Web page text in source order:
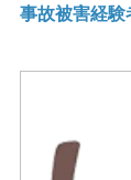
事故被害経験